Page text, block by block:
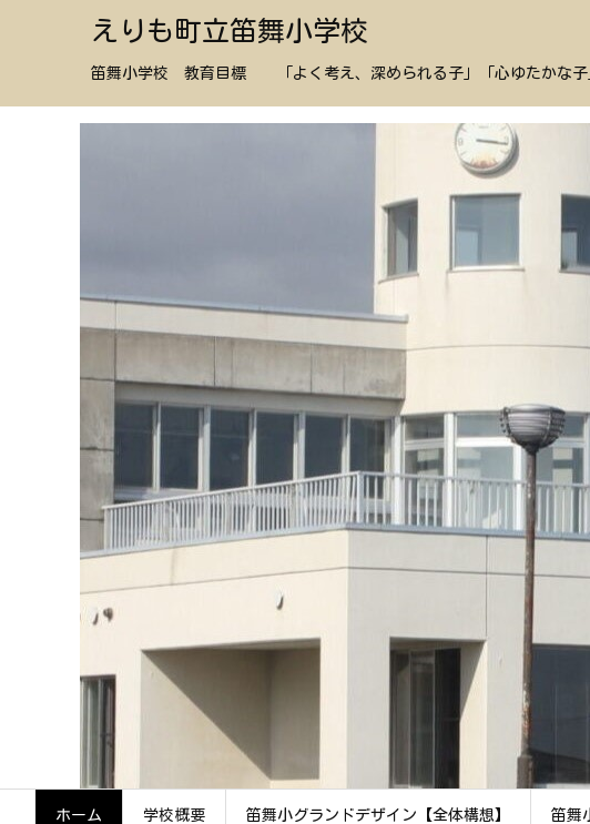
えりも町立笛舞小学校
笛舞小学校 教育目標 「よく考え、深められる子」「心ゆたかな子
ホーム 学校概要 笛舞小グランドデザイン【全体構想】 笛舞